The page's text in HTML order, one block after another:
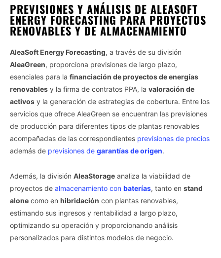
PREVISIONES Y ANÁLISIS DE ALEASOFT
ENERGY FORECASTING PARA PROYECTOS
RENOVABLES Y DE ALMACENAMIENTO
AleaSoft Energy Forecasting, a través de su división
AleaGreen, proporciona previsiones de largo plazo,
esenciales para la financiación de proyectos de energías
renovables y la firma de contratos PPA, la valoración de
activos y la generación de estrategias de cobertura. Entre los
servicios que ofrece AleaGreen se encuentran las previsiones
de producción para diferentes tipos de plantas renovables
acompañadas de las correspondientes previsiones de precios
además de previsiones de garantías de origen.
Además, la división AleaStorage analiza la viabilidad de
proyectos de almacenamiento con baterías, tanto en stand
alone como en hibridación con plantas renovables,
estimando sus ingresos y rentabilidad a largo plazo,
optimizando su operación y proporcionando análisis
personalizados para distintos modelos de negocio.